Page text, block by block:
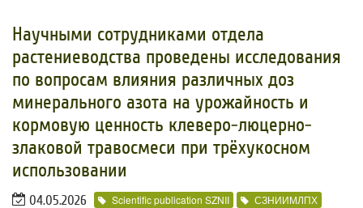
​Научными сотрудниками отдела
растениеводства проведены исследования
по вопросам влияния различных доз
минерального азота на урожайность и
кормовую ценность клеверо-люцерно-
злаковой травосмеси при трёхукосном
использовании
04.05.2026 Scientific publication SZNII СЗНИИМЛПХ